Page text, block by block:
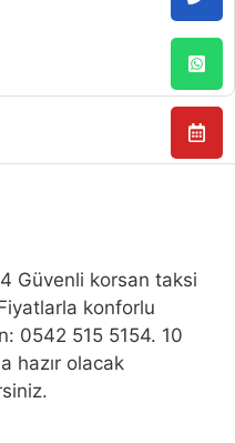
Güvenli korsan taksi
konforlu
0542 515 5154. 10
hazır olacak